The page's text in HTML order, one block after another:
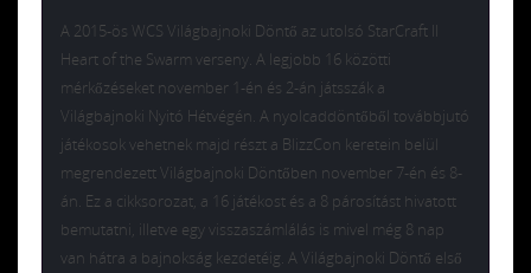
A 2015-ös WCS Világbajnoki Döntő az utolsó StarCraft II
Heart of the Swarm verseny. A legjobb 16 közötti
mérkőzéseket november 1-én és 2-án játsszák a
Világbajnoki Nyitó Hétvégén. A nyolcaddöntőből továbbjutó
játékosok vehetnek majd részt a BlizzCon keretein belül
megrendezett Világbajnoki Döntőben november 7-én és 8-
án. Ez a cikksorozat, a 16 játékost és a 8 párosítást hivatott
bemutatni, illetve egy visszaszámlálás is mivel még 8 nap
van hátra a bajnokság kezdetéig. A Világbajnoki Döntő első